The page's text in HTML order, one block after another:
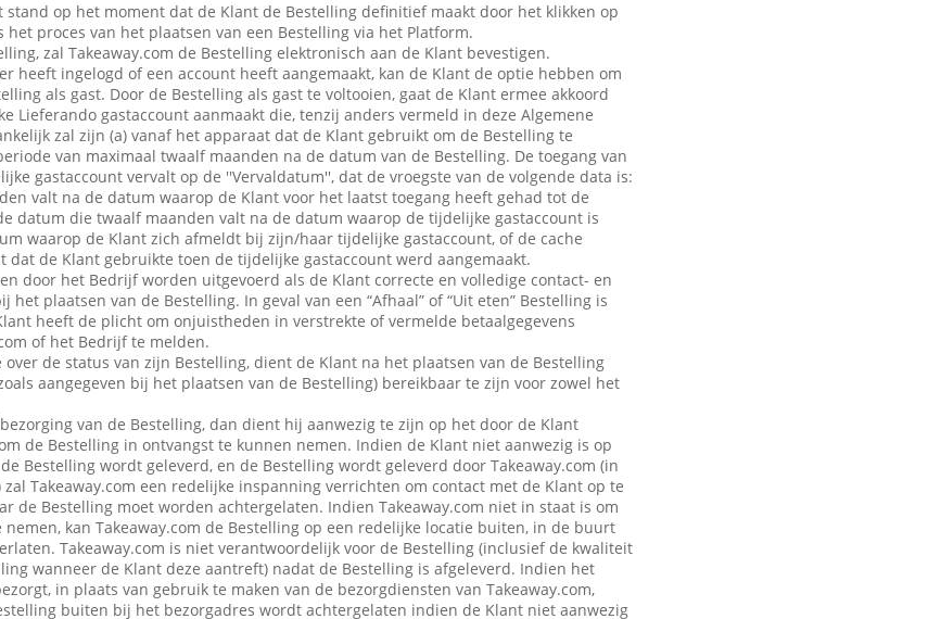
stand op het moment dat de Klant de Bestelling definitief maakt door het klikken op
proces van het plaatsen van een Bestelling via het Platform.
zal Takeaway.com de Bestelling elektronisch aan de Klant bevestigen.
heeft ingelogd of een account heeft aangemaakt, kan de Klant de optie hebben om
als gast. Door de Bestelling als gast te voltooien, gaat de Klant ermee akkoord
Lieferando gastaccount aanmaakt die, tenzij anders vermeld in deze Algemene
zal zijn (a) vanaf het apparaat dat de Klant gebruikt om de Bestelling te
van maximaal twaalf maanden na de datum van de Bestelling. De toegang van
gastaccount vervalt op de ''Vervaldatum'', dat de vroegste van de volgende data is:
valt na de datum waarop de Klant voor het laatst toegang heeft gehad tot de
datum die twaalf maanden valt na de datum waarop de tijdelijke gastaccount is
waarop de Klant zich afmeldt bij zijn/haar tijdelijke gastaccount, of de cache
dat de Klant gebruikte toen de tijdelijke gastaccount werd aangemaakt.
door het Bedrijf worden uitgevoerd als de Klant correcte en volledige contact- en
het plaatsen van de Bestelling. In geval van een “Afhaal” of “Uit eten” Bestelling is
heeft de plicht om onjuistheden in verstrekte of vermelde betaalgegevens
of het Bedrijf te melden.
de status van zijn Bestelling, dient de Klant na het plaatsen van de Bestelling
aangegeven bij het plaatsen van de Bestelling) bereikbaar te zijn voor zowel het
van de Bestelling, dan dient hij aanwezig te zijn op het door de Klant
de Bestelling in ontvangst te kunnen nemen. Indien de Klant niet aanwezig is op
Bestelling wordt geleverd, en de Bestelling wordt geleverd door Takeaway.com (in
Takeaway.com een redelijke inspanning verrichten om contact met de Klant op te
de Bestelling moet worden achtergelaten. Indien Takeaway.com niet in staat is om
kan Takeaway.com de Bestelling op een redelijke locatie buiten, in de buurt
Takeaway.com is niet verantwoordelijk voor de Bestelling (inclusief de kwaliteit
wanneer de Klant deze aantreft) nadat de Bestelling is afgeleverd. Indien het
in plaats van gebruik te maken van de bezorgdiensten van Takeaway.com,
buiten bij het bezorgadres wordt achtergelaten indien de Klant niet aanwezig